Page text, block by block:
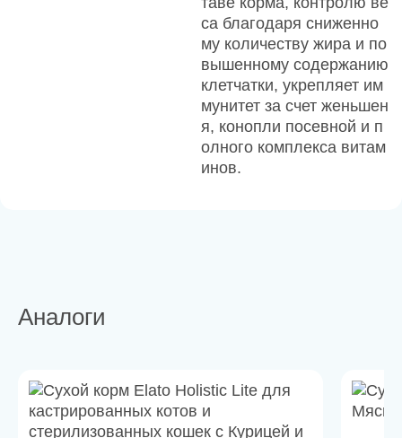
са благодаря сниженно
му количеству жира и по
вышенному содержанию
клетчатки, укрепляет им
мунитет за счет женьшен
я, конопли посевной и п
олного комплекса витам
инов.
Аналоги